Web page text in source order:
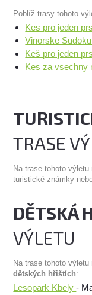
Poblíž trasy tohoto
Kes pro jeden
Vinorske
Keš pro jeden
Kes za vsechny
TRASE
Na trase tohoto
turistické známky
DĚTSKÁ
VÝLETU
Na trase tohoto
dětských hřištích:
Lesopark Kbely-